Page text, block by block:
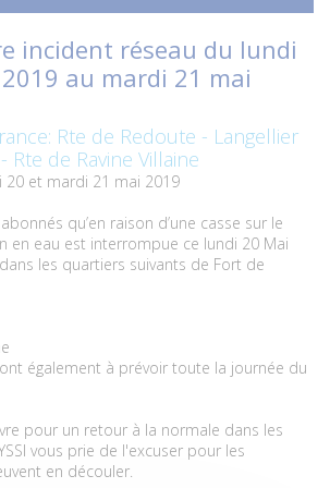
incident réseau du lundi
au mardi 21 mai
Rte de Redoute - Langellier
Rte de Ravine Villaine
20 et mardi 21 mai 2019
qu’en raison d’une casse sur le
en eau est interrompue ce lundi 20 Mai
les quartiers suivants de Fort de
également à prévoir toute la journée du
pour un retour à la normale dans les
vous prie de l'excuser pour les
en découler.